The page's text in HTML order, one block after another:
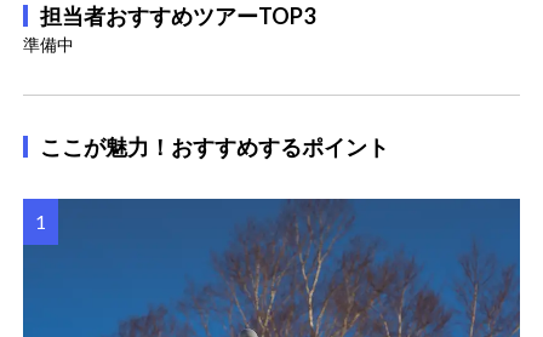
担当者おすすめツアーTOP3
準備中
ここが魅力！おすすめするポイント